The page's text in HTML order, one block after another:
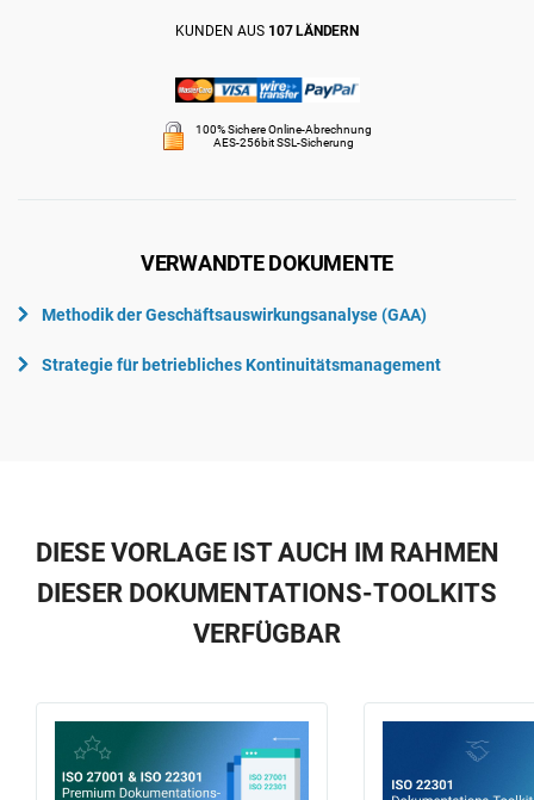
KUNDEN AUS 107 LÄNDERN
100% Sichere Online-Abrechnung
AES-256bit SSL-Sicherung
VERWANDTE DOKUMENTE
Methodik der Geschäftsauswirkungsanalyse (GAA)
Strategie für betriebliches Kontinuitätsmanagement
DIESE VORLAGE IST AUCH IM RAHMEN
DIESER DOKUMENTATIONS-TOOLKITS
VERFÜGBAR